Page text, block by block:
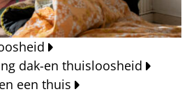
dak-en thuisloosheid
een thuis